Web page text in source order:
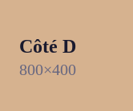
Côté D
800×400